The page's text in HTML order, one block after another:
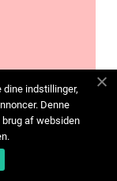
indstillinger,
Denne
af websiden